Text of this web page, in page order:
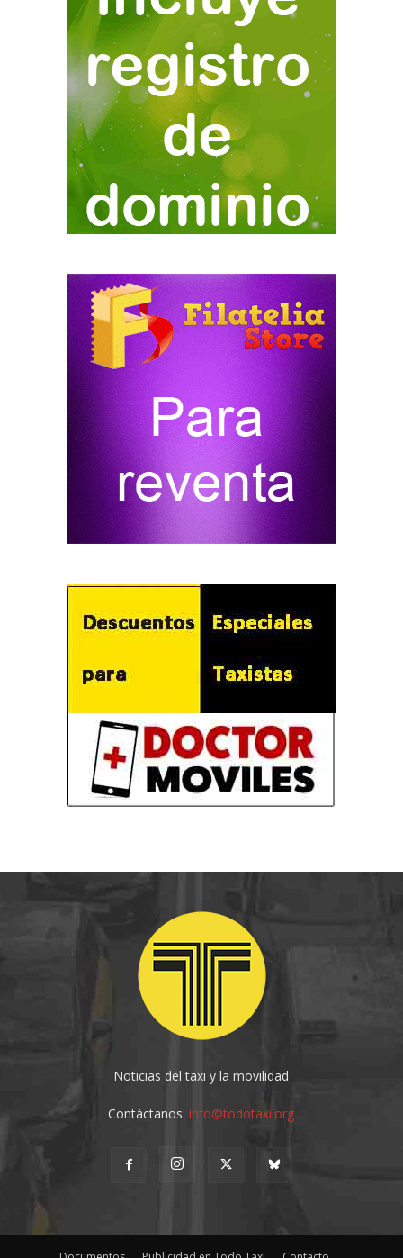
Noticias del taxi y la movilidad
Contáctanos:info@todotaxi.org